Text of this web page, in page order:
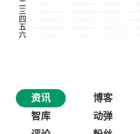
资讯 博客
智库
动弹